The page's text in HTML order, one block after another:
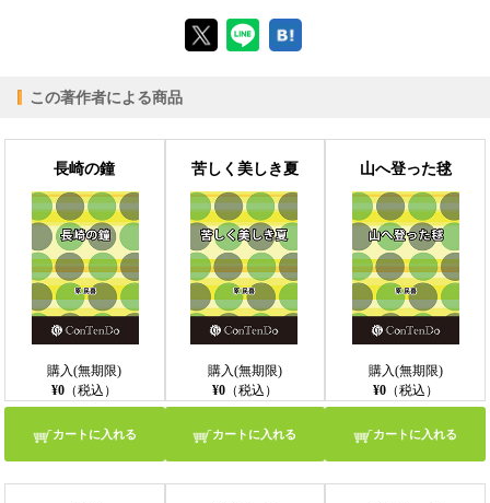
【PC版ConTenDoビューア】
【モバイルビューア】
この著作者による商品
長崎の鐘
購入(無期限)
¥0 （税込）
カートに入れる
苦しく美しき夏
購入(無期限)
¥0（税込）
カートに入れる
山へ登った毬
購入(無期限)
¥0（税込）
カートに入れる